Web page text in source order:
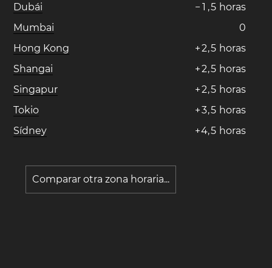
Dubái
− 1 ,5 horas
Mumbai
0
Hong Kong
+2,5 horas
Shangai
+2,5 horas
Singapur
+2,5 horas
Tokio
+3,5 horas
Sídney
+4,5 horas
Comparar otra zona horaria...